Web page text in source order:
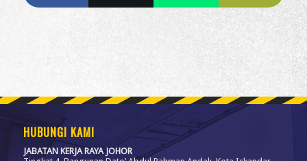
HUBUNGI KAMI
JABATAN KERJA RAYA JOHOR